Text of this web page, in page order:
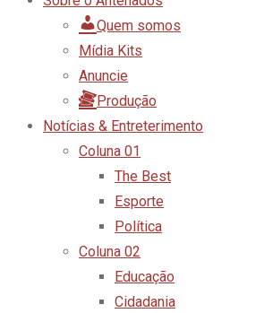
Quem somos
Mídia Kits
Anuncie
Produção
Notícias & Entreterimento
Coluna 01
The Best
Esporte
Política
Coluna 02
Educação
Cidadania